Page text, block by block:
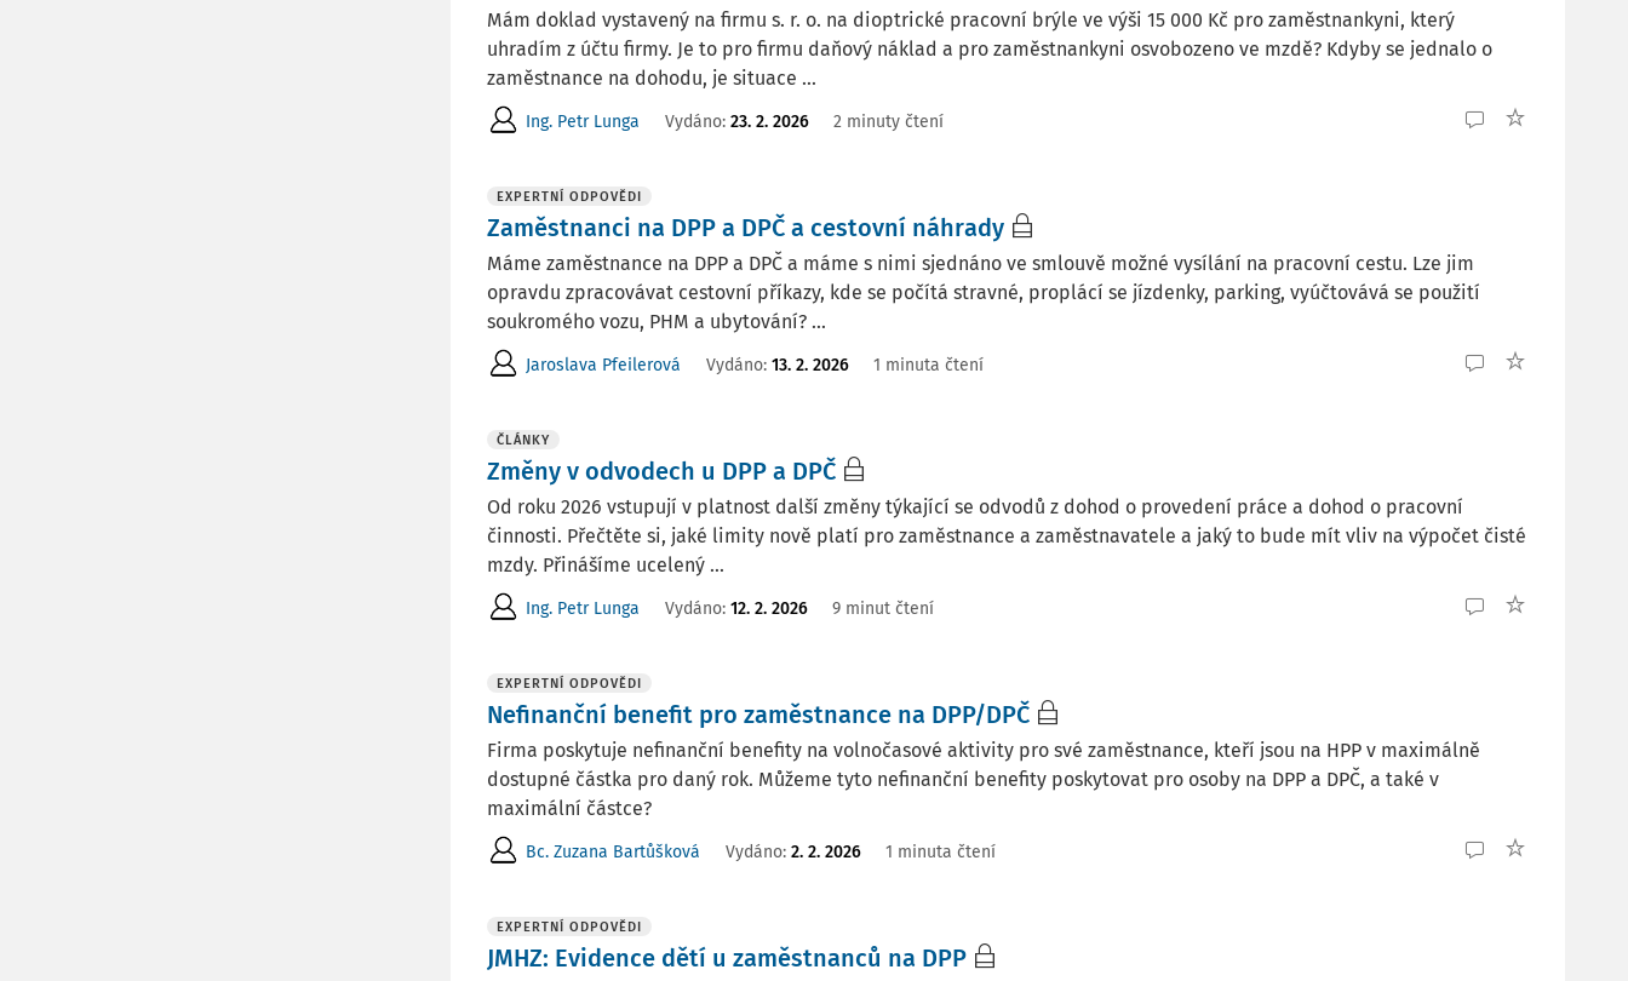
Mám doklad vystavený na firmu s. r. o. na dioptrické pracovní brýle ve výši 15 000 Kč pro zaměstnankyni, který
uhradím z účtu firmy. Je to pro firmu daňový náklad a pro zaměstnankyni osvobozeno ve mzdě? Kdyby se jednalo o
zaměstnance na dohodu, je situace ...
Ing. Petr Lunga Vydáno: 23. 2. 2026 2 minuty čtení
EXPERTNÍ ODPOVĚDI
Zaměstnanci na DPP a DPČ a cestovní náhrady
Máme zaměstnance na DPP a DPČ a máme s nimi sjednáno ve smlouvě možné vysílání na pracovní cestu. Lze jim
opravdu zpracovávat cestovní příkazy, kde se počítá stravné, proplácí se jízdenky, parking, vyúčtovává se použití
soukromého vozu, PHM a ubytování? ...
Jaroslava Pfeilerová Vydáno: 13. 2. 2026 1 minuta čtení
ČLÁNKY
Změny v odvodech u DPP a DPČ
Od roku 2026 vstupují v platnost další změny týkající se odvodů z dohod o provedení práce a dohod o pracovní
činnosti. Přečtěte si, jaké limity nově platí pro zaměstnance a zaměstnavatele a jaký to bude mít vliv na výpočet čisté
mzdy. Přinášíme ucelený ...
Ing. Petr Lunga Vydáno: 12. 2. 2026 9 minut čtení
EXPERTNÍ ODPOVĚDI
Nefinanční benefit pro zaměstnance na DPP/DPČ
Firma poskytuje nefinanční benefity na volnočasové aktivity pro své zaměstnance, kteří jsou na HPP v maximálně
dostupné částka pro daný rok. Můžeme tyto nefinanční benefity poskytovat pro osoby na DPP a DPČ, a také v
maximální částce?
Bc. Zuzana Bartůšková Vydáno: 2. 2. 2026 1 minuta čtení
EXPERTNÍ ODPOVĚDI
JMHZ: Evidence dětí u zaměstnanců na DPP